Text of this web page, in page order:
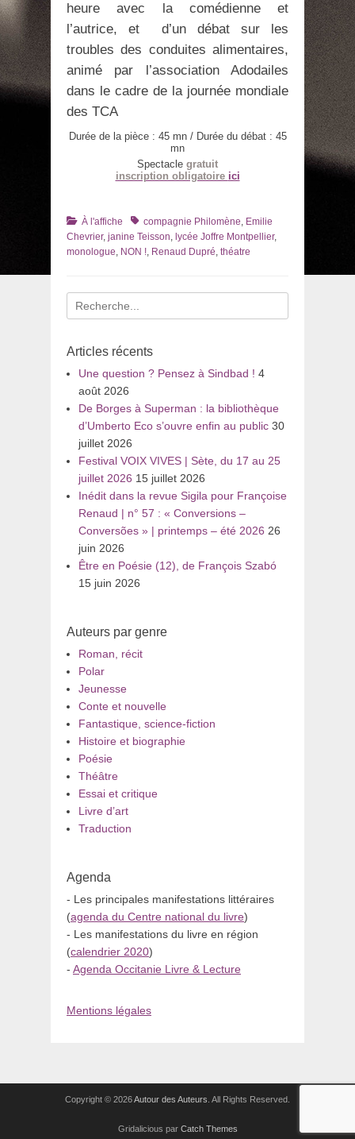
heure avec la comédienne et
l’autrice, et d’un débat sur les
troubles des conduites alimentaires,
animé par l’association Adodailes
dans le cadre de la journée mondiale
des TCA
Durée de la pièce : 45 mn / Durée du débat : 45
mn
Spectacle gratuit
inscription obligatoire ici
Catégories
À l'affiche Tagscompagnie Philomène, Emilie
Chevrier, janine Teisson, lycée Joffre Montpellier,
monologue, NON !, Renaud Dupré, théatre
Recherche
pour
Articles récents
Une question ? Pensez à Sindbad ! 4
août 2026
De Borges à Superman : la bibliothèque
d’Umberto Eco s’ouvre enfin au public 30
juillet 2026
Festival VOIX VIVES | Sète, du 17 au 25
juillet 2026 15 juillet 2026
Inédit dans la revue Sigila pour Françoise
Renaud | n° 57 : « Conversions –
Conversões » | printemps – été 2026 26
juin 2026
Être en Poésie (12), de François Szabó
15 juin 2026
Auteurs par genre
Roman, récit
Polar
Jeunesse
Conte et nouvelle
Fantastique, science-fiction
Histoire et biographie
Poésie
Théâtre
Essai et critique
Livre d’art
Traduction
Agenda
- Les principales manifestations littéraires
(agenda du Centre national du livre)
- Les manifestations du livre en région
(calendrier 2020)
- Agenda Occitanie Livre & Lecture
Mentions légales
Copyright © 2026Autour des Auteurs . All Rights Reserved.
Gridalicious par Catch Themes